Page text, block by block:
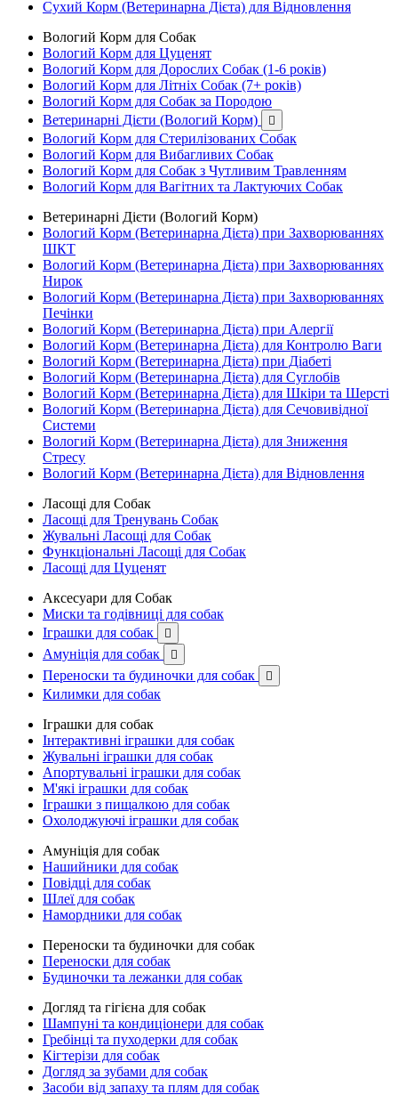
Сухий Корм (Ветеринарна Дієта) для Відновлення
Вологий Корм для Собак
Вологий Корм для Цуценят
Вологий Корм для Дорослих Собак (1-6 років)
Вологий Корм для Літніх Собак (7+ років)
Вологий Корм для Собак за Породою
Ветеринарні Дієти (Вологий Корм)

Вологий Корм для Стерилізованих Собак
Вологий Корм для Вибагливих Собак
Вологий Корм для Собак з Чутливим Травленням
Вологий Корм для Вагітних та Лактуючих Собак
Ветеринарні Дієти (Вологий Корм)
Вологий Корм (Ветеринарна Дієта) при Захворюваннях
ШКТ
Вологий Корм (Ветеринарна Дієта) при Захворюваннях
Нирок
Вологий Корм (Ветеринарна Дієта) при Захворюваннях
Печінки
Вологий Корм (Ветеринарна Дієта) при Алергії
Вологий Корм (Ветеринарна Дієта) для Контролю Ваги
Вологий Корм (Ветеринарна Дієта) при Діабеті
Вологий Корм (Ветеринарна Дієта) для Суглобів
Вологий Корм (Ветеринарна Дієта) для Шкіри та Шерсті
Вологий Корм (Ветеринарна Дієта) для Сечовивідної
Системи
Вологий Корм (Ветеринарна Дієта) для Зниження
Стресу
Вологий Корм (Ветеринарна Дієта) для Відновлення
Ласощі для Собак
Ласощі для Тренувань Собак
Жувальні Ласощі для Собак
Функціональні Ласощі для Собак
Ласощі для Цуценят
Аксесуари для Собак
Миски та годівниці для собак
Іграшки для собак

Амуніція для собак 
Переноски та будиночки для собак 
Килимки для собак
Іграшки для собак
Інтерактивні іграшки для собак
Жувальні іграшки для собак
Апортувальні іграшки для собак
М'які іграшки для собак
Іграшки з пищалкою для собак
Охолоджуючі іграшки для собак
Амуніція для собак
Нашийники для собак
Повідці для собак
Шлеї для собак
Намордники для собак
Переноски та будиночки для собак
Переноски для собак
Будиночки та лежанки для собак
Догляд та гігієна для собак
Шампуні та кондиціонери для собак
Гребінці та пуходерки для собак
Кігтерізи для собак
Догляд за зубами для собак
Засоби від запаху та плям для собак